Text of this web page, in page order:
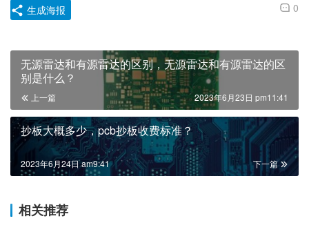
0
生成海报
无源雷达和有源雷达的区别，无源雷达和有源雷达的区
别是什么？
上一篇 2023年6月23日 pm11:41
抄板大概多少，pcb抄板收费标准？
下一篇
2023年6月24日 am9:41
相关推荐